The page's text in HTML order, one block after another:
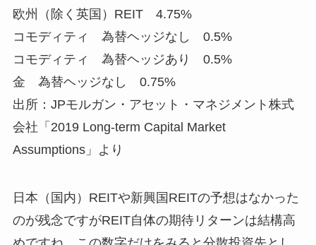
欧州（除く英国）REIT 4.75%
コモディティ 為替ヘッジなし 0.5%
コモディティ 為替ヘッジあり 0.5%
金 為替ヘッジなし 0.75%
出所：JPモルガン・アセット・マネジメント株式
会社「2019 Long-term Capital Market
Assumptions」より
日本（国内）REITや新興国REITの予想はなかった
のが残念ですがREIT自体の期待リターンは結構高